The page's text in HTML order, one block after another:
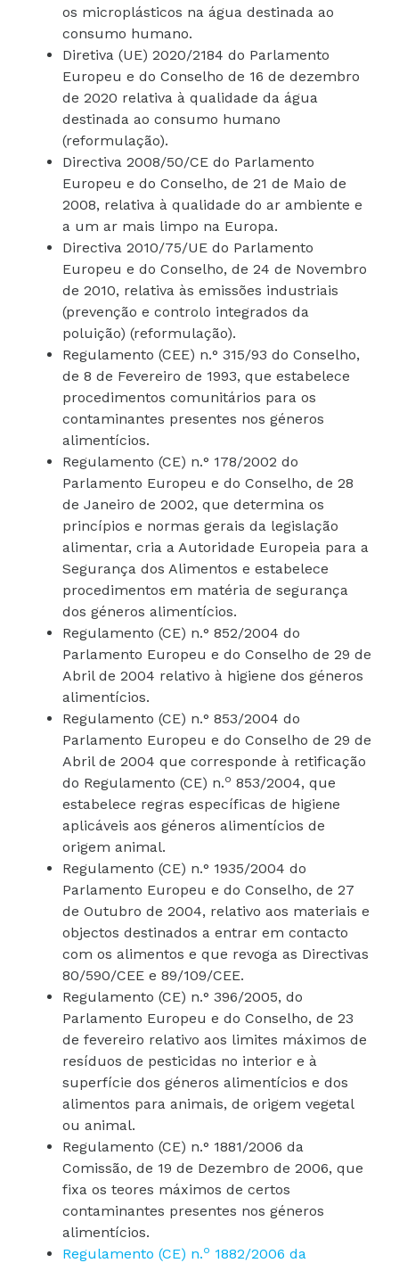
os microplásticos na água destinada ao
consumo humano.
Diretiva (UE) 2020/2184 do Parlamento
Europeu e do Conselho de 16 de dezembro
de 2020 relativa à qualidade da água
destinada ao consumo humano
(reformulação).
Directiva 2008/50/CE do Parlamento
Europeu e do Conselho, de 21 de Maio de
2008, relativa à qualidade do ar ambiente e
a um ar mais limpo na Europa.
Directiva 2010/75/UE do Parlamento
Europeu e do Conselho, de 24 de Novembro
de 2010, relativa às emissões industriais
(prevenção e controlo integrados da
poluição) (reformulação).
Regulamento (CEE) n.° 315/93 do Conselho,
de 8 de Fevereiro de 1993, que estabelece
procedimentos comunitários para os
contaminantes presentes nos géneros
alimentícios.
Regulamento (CE) n.° 178/2002 do
Parlamento Europeu e do Conselho, de 28
de Janeiro de 2002, que determina os
princípios e normas gerais da legislação
alimentar, cria a Autoridade Europeia para a
Segurança dos Alimentos e estabelece
procedimentos em matéria de segurança
dos géneros alimentícios.
Regulamento (CE) n.° 852/2004 do
Parlamento Europeu e do Conselho de 29 de
Abril de 2004 relativo à higiene dos géneros
alimentícios.
Regulamento (CE) n.° 853/2004 do
Parlamento Europeu e do Conselho de 29 de
Abril de 2004 que corresponde à retificação
do Regulamento (CE) n.o 853/2004, que
estabelece regras específicas de higiene
aplicáveis aos géneros alimentícios de
origem animal.
Regulamento (CE) n.° 1935/2004 do
Parlamento Europeu e do Conselho, de 27
de Outubro de 2004, relativo aos materiais e
objectos destinados a entrar em contacto
com os alimentos e que revoga as Directivas
80/590/CEE e 89/109/CEE.
Regulamento (CE) n.° 396/2005, do
Parlamento Europeu e do Conselho, de 23
de fevereiro relativo aos limites máximos de
resíduos de pesticidas no interior e à
superfície dos géneros alimentícios e dos
alimentos para animais, de origem vegetal
ou animal.
Regulamento (CE) n.° 1881/2006 da
Comissão, de 19 de Dezembro de 2006, que
fixa os teores máximos de certos
contaminantes presentes nos géneros
alimentícios.
Regulamento (CE) n.o 1882/2006 da